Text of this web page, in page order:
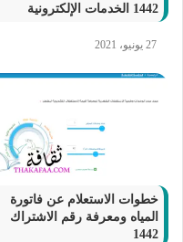
1442 الخدمات الإلكترونية
27 يونيو، 2021
خطوات الاستعلام عن فاتورة
المياه ومعرفة رقم الاشتراك
1442